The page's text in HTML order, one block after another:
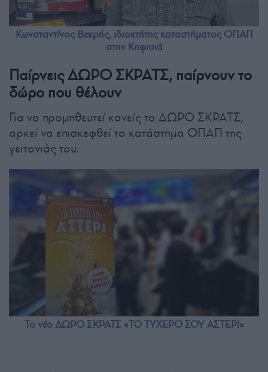
Κωνσταντίνος Βεκρής, ιδιοκτήτης καταστήματος ΟΠΑΠ
στην Κηφισιά
Παίρνεις ΔΩΡΟ ΣΚΡΑΤΣ, παίρνουν το
δώρο που θέλουν
Για να προμηθευτεί κανείς τα ΔΩΡΟ ΣΚΡΑΤΣ,
αρκεί να επισκεφθεί το κατάστημα ΟΠΑΠ της
γειτονιάς του.
Το νέο ΔΩΡΟ ΣΚΡΑΤΣ «ΤΟ ΤΥΧΕΡΟ ΣΟΥ ΑΣΤΕΡΙ»